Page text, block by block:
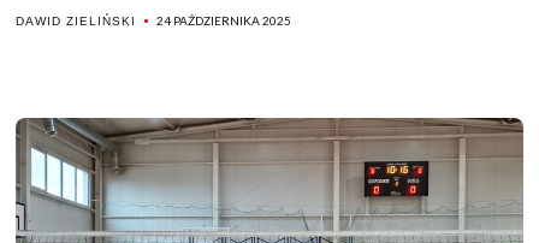
DAWID ZIELIŃSKI 24 PAŹDZIERNIKA 2025